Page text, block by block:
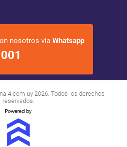
nosotros via Whatsapp
2026. Todos los derechos
reservados.